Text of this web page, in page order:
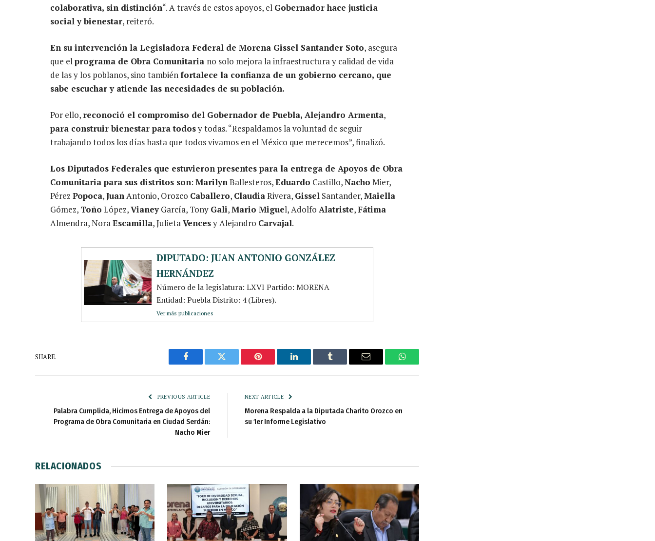
colaborativa, sin distinción“. A través de estos apoyos, el Gobernador hace justicia
social y bienestar, reiteró.
En su intervención la Legisladora Federal de Morena Gissel Santander Soto, asegura
que elprograma de Obra Comunitaria no solo mejora la infraestructura y calidad de vida
de las y los poblanos, sino tambiénfortalece la confianza de un gobierno cercano, que
sabe escuchar y atiende las necesidades de su población.
Por ello, reconoció el compromiso del Gobernador de Puebla, Alejandro Armenta,
para construir bienestar para todosy todas. “Respaldamos la voluntad de seguir
trabajando todos los días hasta que todos vivamos en el México que merecemos”, finalizó.
Los Diputados Federales que estuvieron presentes para la entrega de Apoyos de Obra
Comunitaria para sus distritos son: MarilynBallesteros,Eduardo Castillo,Nacho Mier,
Pérez Popoca,JuanAntonio, Orozco Caballero, ClaudiaRivera, Gissel Santander,Maiella
Gómez, Toño López,VianeyGarcía, Tony Gali,Mario Miguel, Adolfo Alatriste,Fátima
Almendra, NoraEscamilla, JulietaVencesy Alejandro Carvajal.
DIPUTADO: JUAN ANTONIO GONZÁLEZ
HERNÁNDEZ
Número de la legislatura: LXVI Partido: MORENA
Entidad: Puebla Distrito: 4 (Libres).
Ver más publicaciones
SHARE.
Facebook Twitter Pinterest LinkedIn Tumblr Email WhatsApp
PREVIOUS ARTICLE
Palabra Cumplida, Hicimos Entrega de Apoyos del
Programa de Obra Comunitaria en Ciudad Serdán:
Nacho Mier
NEXT ARTICLE
Morena Respalda a la Diputada Charito Orozco en
su 1er Informe Legislativo
RELACIONADOS